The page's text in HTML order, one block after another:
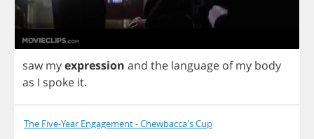
saw myexpression and the language of my body
as I spoke it.
The Five-Year Engagement - Chewbacca's Cup